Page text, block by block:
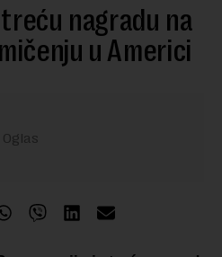
nagradu na
u Americi